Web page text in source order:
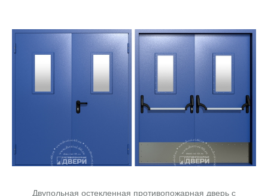
Двупольная остекленная противопожарная дверь с